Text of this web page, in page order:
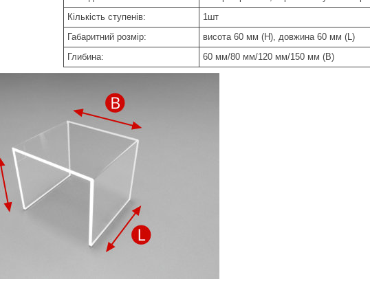
Кількість ступенів:
1шт
Габаритний розмір:
висота 60 мм (H), довжина 60 мм (L)
Глибина:
60 мм/80 мм/120 мм/150 мм (B)